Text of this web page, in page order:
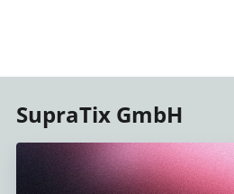
SupraTix GmbH